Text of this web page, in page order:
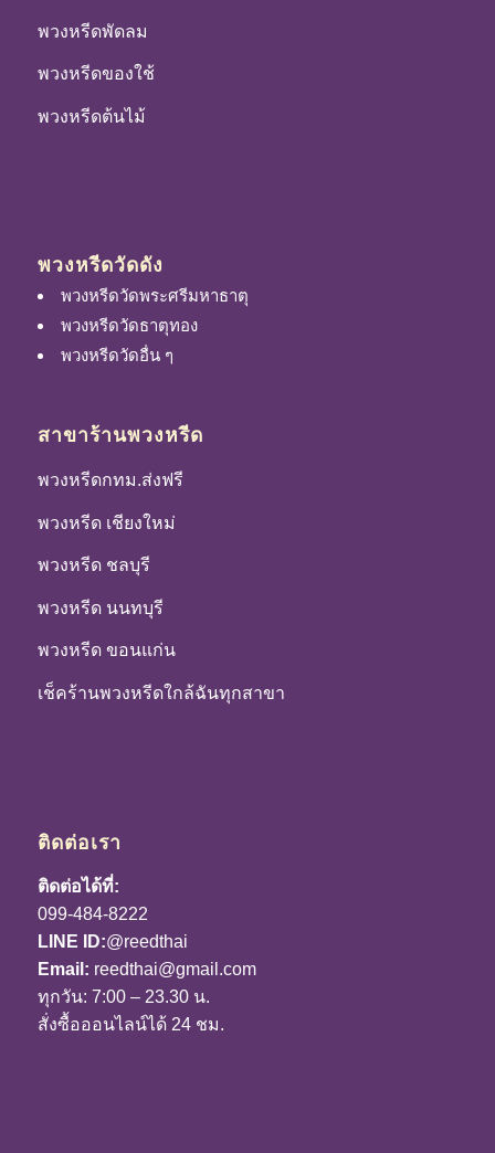
พวงหรีดพัดลม
พวงหรีดของใช้
พวงหรีดต้นไม้
พวงหรีดวัดดัง
พวงหรีดวัดพระศรีมหาธาตุ
พวงหรีดวัดธาตุทอง
พวงหรีดวัดอื่น ๆ
สาขาร้านพวงหรีด
พวงหรีดกทม.ส่งฟรี
พวงหรีด เชียงใหม่
พวงหรีด ชลบุรี
พวงหรีด นนทบุรี
พวงหรีด ขอนแก่น
เช็คร้านพวงหรีดใกล้ฉันทุกสาขา
ติดต่อเรา
ติดต่อได้ที่:
099-484-8222
LINE ID:@reedthai
Email: reedthai@gmail.com
ทุกวัน: 7:00 – 23.30 น.
สั่งซื้อออนไลน์ได้ 24 ชม.